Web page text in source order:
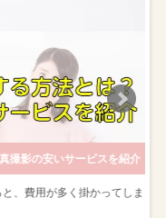
撮影の安いサービスを紹介
、費用が多く掛かってしま